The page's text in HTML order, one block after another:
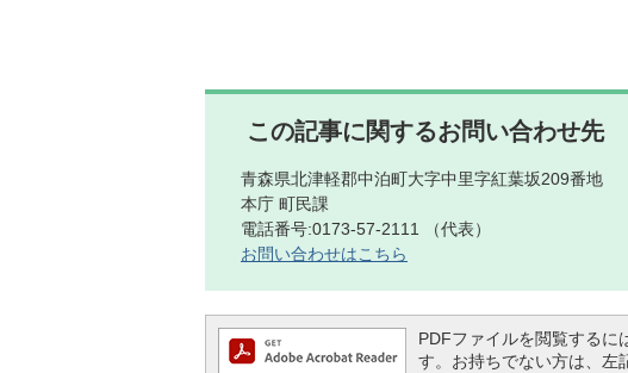
この記事に関するお問い合わせ先
青森県北津軽郡中泊町大字中里字紅葉坂209番地
本庁 町民課
電話番号:0173-57-2111 （代表）
お問い合わせはこちら
PDFファイルを閲覧する
す。お持ちでない方は、左